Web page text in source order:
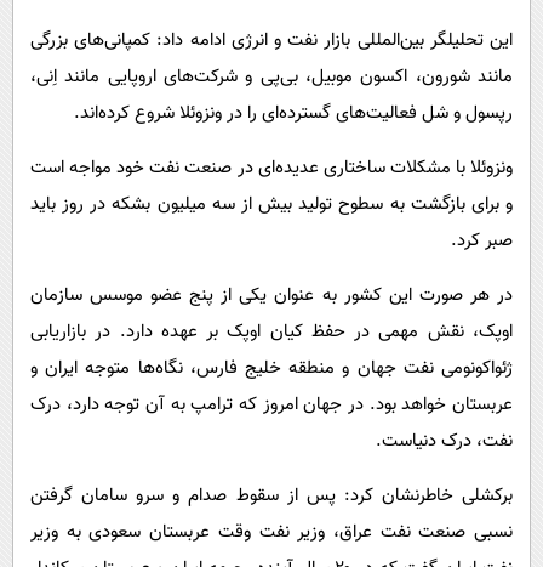
این تحلیلگر بین‌المللی بازار نفت و انرژی ادامه داد: کمپانی‌های بزرگی
مانند شورون، اکسون موبیل، بی‌پی و شرکت‌های اروپایی مانند اِنی،
رپسول و شل فعالیت‌های گسترده‌ای را در ونزوئلا شروع کرده‌اند.
ونزوئلا با مشکلات ساختاری عدیده‌ای در صنعت نفت خود مواجه است
و برای بازگشت به سطوح تولید بیش از سه میلیون بشکه در روز باید
صبر کرد.
در هر صورت این کشور به عنوان یکی از پنج عضو موسس سازمان
اوپک، نقش مهمی در حفظ کیان اوپک بر عهده دارد. در بازاریابی
ژئواکونومی نفت جهان و منطقه خلیج فارس، نگاه‌ها متوجه ایران و
عربستان خواهد بود. در جهان امروز که ترامپ به آن توجه دارد، درک
نفت، درک دنیاست.
برکشلی خاطرنشان کرد: پس از سقوط صدام و سرو سامان گرفتن
نسبی صنعت نفت عراق، وزیر نفت وقت عربستان سعودی به وزیر